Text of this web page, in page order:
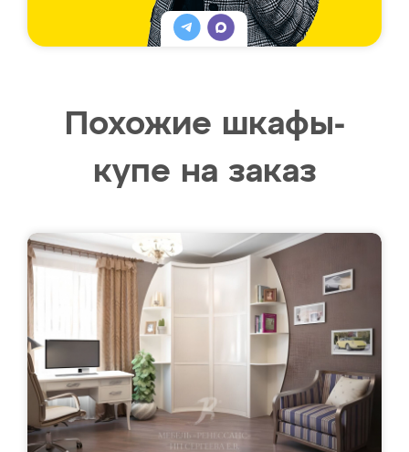
Похожие шкафы-
купе на заказ